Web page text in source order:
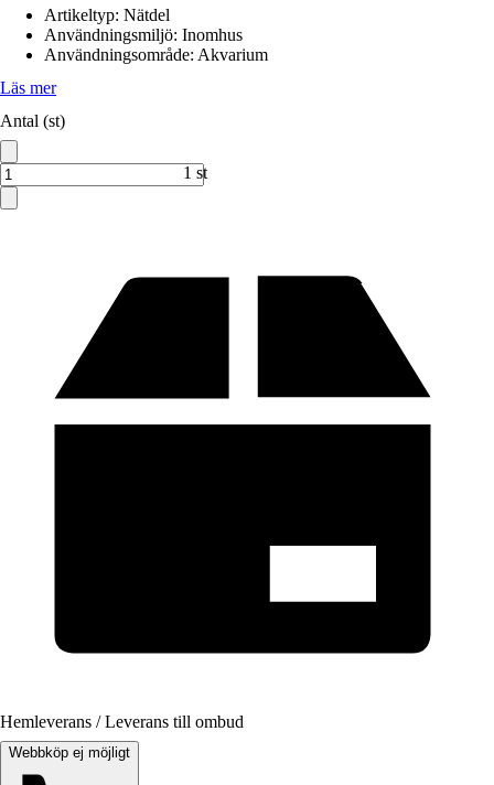
Artikeltyp: Nätdel
Användningsmiljö: Inomhus
Användningsområde: Akvarium
Läs mer
Antal (st)
1 st
Hemleverans / Leverans till ombud
Webbköp ej möjligt